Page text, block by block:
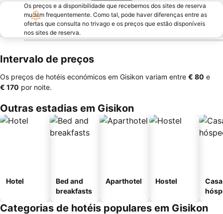
Os preços e a disponibilidade que recebemos dos sites de reserva
mudam frequentemente. Como tal, pode haver diferenças entre as
ofertas que consulta no trivago e os preços que estão disponíveis
nos sites de reserva.
Intervalo de preços
Os preços de hotéis económicos em Gisikon variam entre ‎€ 80 e
‎€ 170 por noite.
Outras estadias em Gisikon
Hotel
Bed and
breakfasts
Aparthotel Hostel
Categorias de hotéis populares em Gisikon